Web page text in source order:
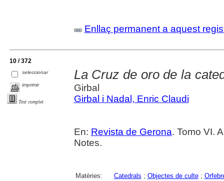
Enllaç permanent a aquest
10 / 372
seleccionar
imprimir
Text complet
La Cruz de oro de la
Girbal
Girbal i Nadal, Enric Claudi
En: Revista de Gerona. Tomo VI.
Notes.
Matèries: Catedrals ; Objectes de culte;